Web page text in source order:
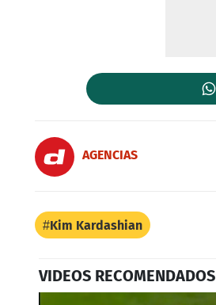
AGENCIAS
Kim Kardashian
VIDEOS RECOMENDADOS